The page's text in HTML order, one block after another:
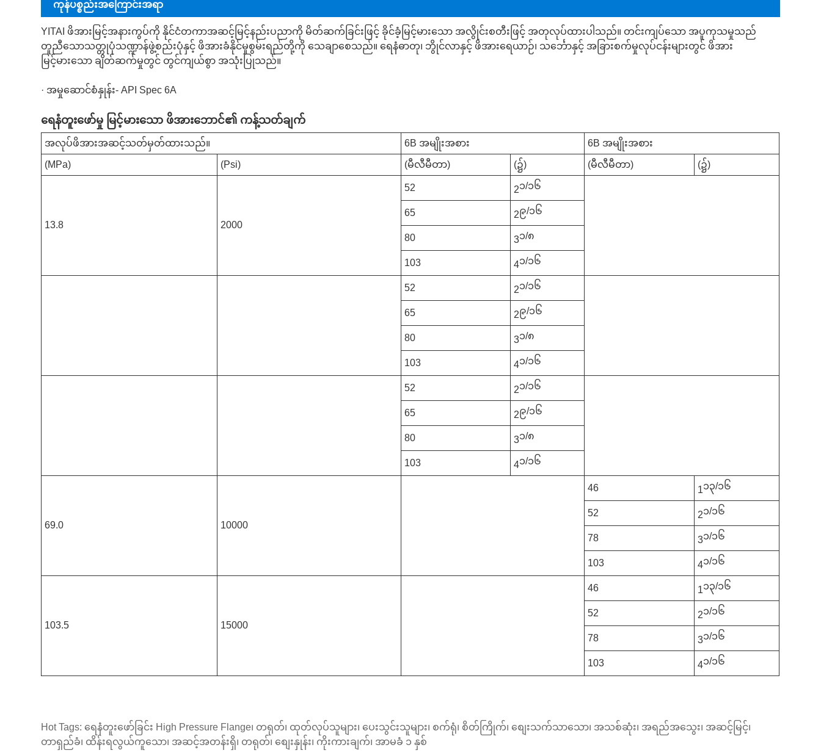
ကုန်ပစ္စည်းအကြောင်းအရာ
YITAI ဖိအားမြင့်အနားကွပ်ကို နိုင်ငံတကာအဆင့်မြင့်နည်းပညာကို မိတ်ဆက်ခြင်းဖြင့် ခိုင်ခံ့မြင့်မားသော အလွိုင်းစတီးဖြင့် အတုလုပ်ထားပါသည်။ တင်းကျပ်သော အပူကုသမှုသည်
တူညီသောသတ္တုပုံသဏ္ဍာန်ဖွဲ့စည်းပုံနှင့် ဖိအားခံနိုင်မှုစွမ်းရည်တို့ကို သေချာစေသည်။ ရေနံဓာတု၊ ဘွိုင်လာနှင့် ဖိအားရေယာဉ်၊ သင်္ဘောနှင့် အခြားစက်မှုလုပ်ငန်းများတွင် ဖိအား
မြင့်မားသော ချိတ်ဆက်မှုတွင် တွင်ကျယ်စွာ အသုံးပြုသည်။
· အမှုဆောင်စံနှုန်း- API Spec 6A
ရေနံတူးဖော်မှု မြင့်မားသော ဖိအားဘောင်၏ ကန့်သတ်ချက်
အလုပ်ဖိအားအဆင့်သတ်မှတ်ထားသည်။ 6B အမျိုးအစား 6B အမျိုးအစား
(MPa) (Psi) (မီလီမီတာ) (၌) (မီလီမီတာ) (၌)
13.8 2000
52 2၁/၁၆
65 2၉/၁၆
80 3၁/၈
103 4၁/၁၆
52 2၁/၁၆
65 2၉/၁၆
80 3၁/၈
103 4၁/၁၆
52 2၁/၁၆
65 2၉/၁၆
80 3၁/၈
103 4၁/၁၆
69.0 10000
46 1၁၃/၁၆
52 2၁/၁၆
78 3၁/၁၆
103 4၁/၁၆
103.5 15000
46 1၁၃/၁၆
52 2၁/၁၆
78 3၁/၁၆
103 4၁/၁၆
Hot Tags: ရေနံတူးဖော်ခြင်း High Pressure Flange၊ တရုတ်၊ ထုတ်လုပ်သူများ၊ ပေးသွင်းသူများ၊ စက်ရုံ၊ စိတ်ကြိုက်၊ စျေးသက်သာသော၊ အသစ်ဆုံး၊ အရည်အသွေး၊ အဆင့်မြင့်၊
တာရှည်ခံ၊ ထိန်းရလွယ်ကူသော၊ အဆင့်အတန်းရှိ၊ တရုတ်၊ စျေးနှုန်း၊ ကိုးကားချက်၊ အာမခံ ၁ နှစ်